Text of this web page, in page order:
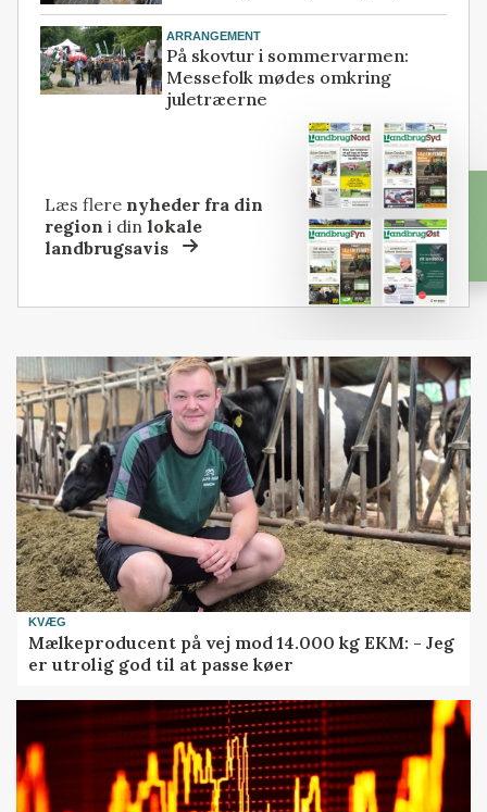
ARRANGEMENT
På skovtur i sommervarmen:
Messefolk mødes omkring
juletræerne
Læs flere nyheder fra din
region i dinlokale
landbrugsavis
KVÆG
Mælkeproducent på vej mod 14.000 kg EKM: - Jeg
er utrolig god til at passe køer